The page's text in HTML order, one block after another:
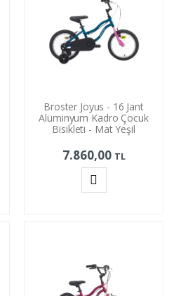
Broster Joyus - 16 Jant
Alüminyum Kadro Çocuk
Bisikleti - Mat Yeşil
7.860,00 TL